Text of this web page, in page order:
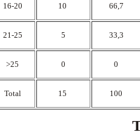
16-20 10 66,7
21-25 5 33,3
>25 0 0
Total 15 100